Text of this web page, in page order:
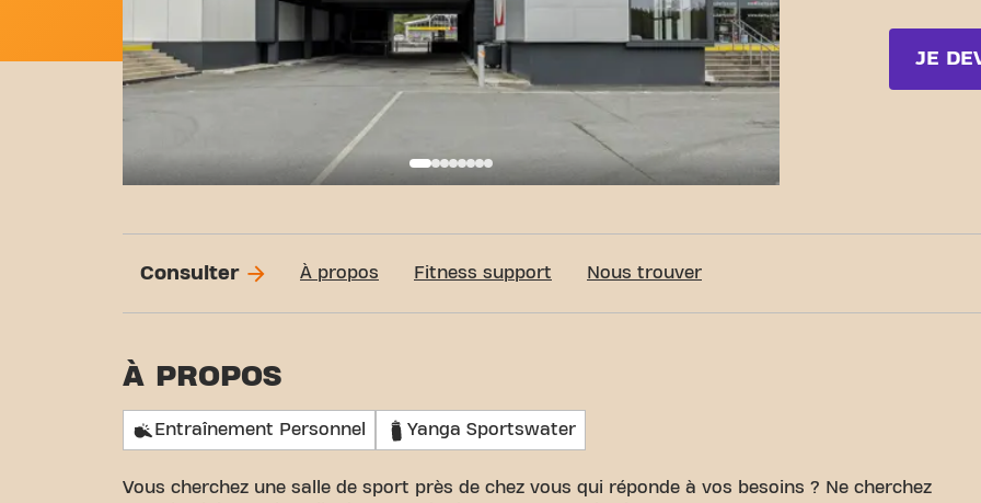
JE
Consulter À propos Fitness support Nous trouver
À PROPOS
Entraînement Personnel Yanga Sportswater
Vous cherchez une salle de sport près de chez vous qui réponde à vos besoins ? Ne cherchez